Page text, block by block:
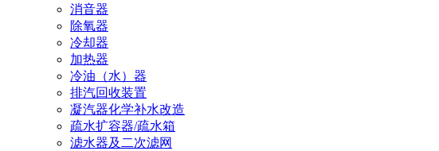
消音器
除氧器
冷却器
加热器
冷油（水）器
排汽回收装置
凝汽器化学补水改造
疏水扩容器/疏水箱
滤水器及二次滤网